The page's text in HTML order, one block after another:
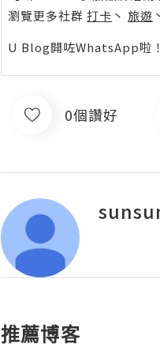
瀏覽更多社群 打卡 丶 旅遊
U Blog開咗WhatsApp啦
0個讚好
推薦博客